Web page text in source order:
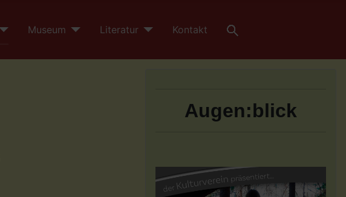
Museum Literatur Kontakt
Augen:blick